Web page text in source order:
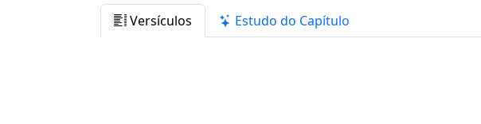
Versículos Estudo do Capítulo